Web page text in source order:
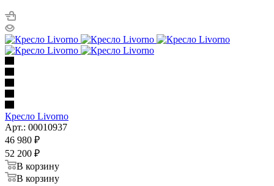
Кресло Livorno
Арт.: 00010937
46 980 ₽
52 200 ₽
В корзину
В корзину